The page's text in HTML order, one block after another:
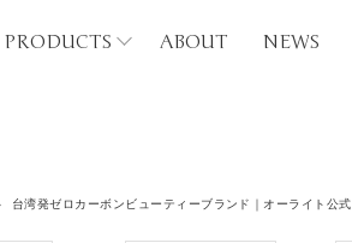
PRODUCTS ABOUT NEWS
台湾発ゼロカーボンビューティーブランド｜オーライト公式